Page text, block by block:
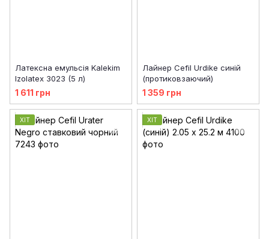
Латексна емульсія Kalekim
Izolatex 3023 (5 л)
1 611 грн
Лайнер Cefil Urdike синій
(протиковзаючий)
1 359 грн
ХІТ ХІТ